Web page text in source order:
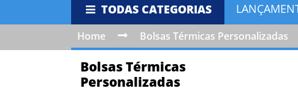
TODAS CATEGORIAS
Home Bolsas Térmicas Personalizadas
Bolsas Térmicas
Personalizadas